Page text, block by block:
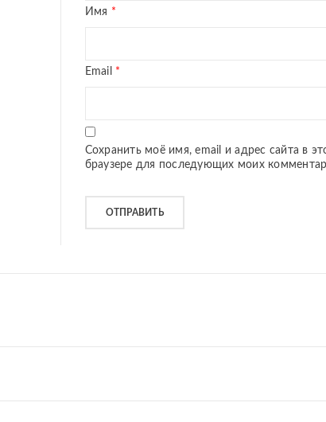
Имя *
Email *
Сохранить моё имя, email и адрес сайта в
браузере для последующих моих